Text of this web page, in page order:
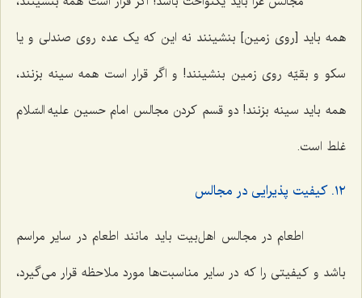
همه باید [روی زمین] بنشینند نه این که یک عده روی صندلی و یا
سکو و بقیّه روی زمین بنشینند! و اگر قرار است همه سینه بزنند،
همه باید سینه بزنند! دو قسم کردن مجالس امام حسین علیه السّلام
غلط است.
١٢. کیفیت پذیرایی در مجالس
اطعام در مجالس اهل‌بیت باید مانند اطعام در سایر مراسم
باشد و کیفیتی را که در سایر مناسبت‌ها مورد ملاحظه قرار می‌گیرد،